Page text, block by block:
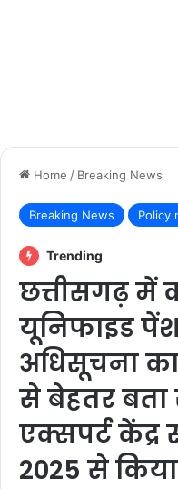
Home / Breaking News
Breaking News Policy
Trending
छत्तीसगढ़ में
यूनिफाइड
अधिसूचना
से बेहतर
एक्सपर्ट केंद्र
2025 से